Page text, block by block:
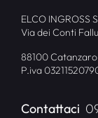
ELCO INGROSS
Via dei Conti
88100 Catanzaro
P.iva
Contattaci